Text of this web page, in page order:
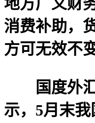
消费补助，
方可无效不
国度外汇
示，5月末我